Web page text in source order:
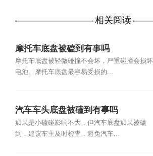
相关阅读
摩托车底盘被磕到有事吗
摩托车底盘被轻微碰撞不会坏，严重碰撞会损坏
电池。摩托车底盘最容易受损的...
汽车车头底盘被磕到有事吗
如果是小磕碰影响不大，但汽车底盘如果被磕
到，建议车主及时检查，避免汽车...